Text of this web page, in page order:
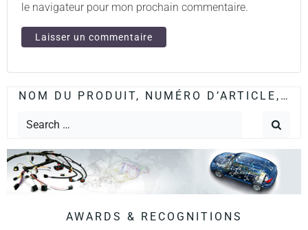
le navigateur pour mon prochain commentaire.
NOM DU PRODUIT, NUMÉRO D’ARTICLE,…
AWARDS & RECOGNITIONS